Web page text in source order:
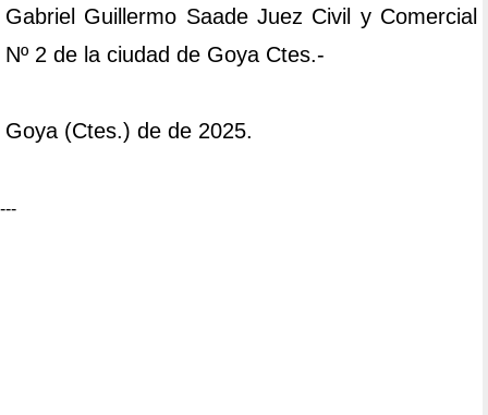
Gabriel Guillermo Saade Juez Civil y Comercial
Nº 2 de la ciudad de Goya Ctes.-
Goya (Ctes.) de de 2025.
---